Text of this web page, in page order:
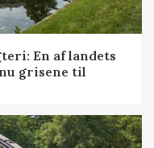
En af landets
grisene til